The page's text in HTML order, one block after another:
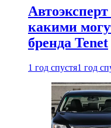
какими
бренда Tenet
1 год спустя1 год